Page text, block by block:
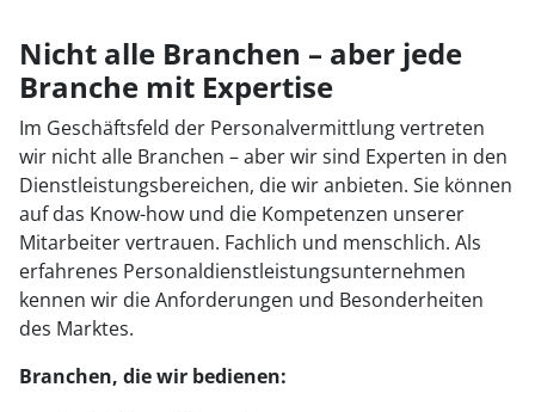
Nicht alle Branchen – aber jede
Branche mit Expertise
Im Geschäftsfeld der Personalvermittlung vertreten
wir nicht alle Branchen – aber wir sind Experten in den
Dienstleistungsbereichen, die wir anbieten. Sie können
auf das Know-how und die Kompetenzen unserer
Mitarbeiter vertrauen. Fachlich und menschlich. Als
erfahrenes Personaldienstleistungsunternehmen
kennen wir die Anforderungen und Besonderheiten
des Marktes.
Branchen, die wir bedienen: